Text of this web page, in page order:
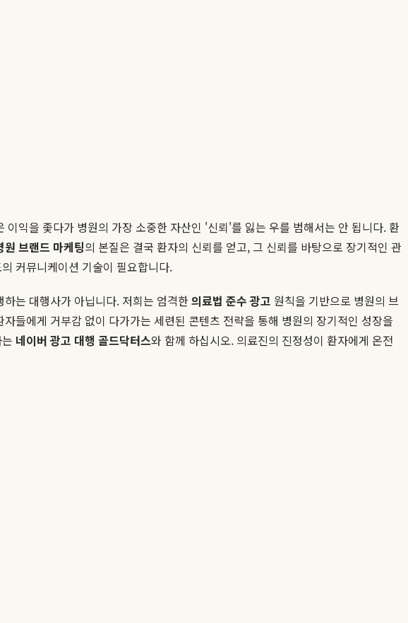
익을 좇다가 병원의 가장 소중한 자산인 '신뢰'를 잃는 우를 범해서는 안 됩니다. 환
원 브랜드 마케팅의 본질은 결국 환자의 신뢰를 얻고, 그 신뢰를 바탕으로 장기적인 관
커뮤니케이션 기술이 필요합니다.
는 대행사가 아닙니다. 저희는 엄격한의료법 준수 광고 원칙을 기반으로 병원의 브
들에게 거부감 없이 다가가는 세련된 콘텐츠 전략을 통해 병원의 장기적인 성장을
네이버 광고 대행 골드닥터스와 함께 하십시오. 의료진의 진정성이 환자에게 온전